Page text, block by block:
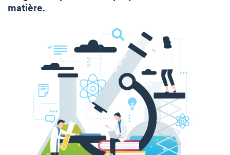
Pharmacology Phytochemistry
Radiochemistry Sonochemistry
Synthetic chemistry
extended periodic table
The Long Periodic Table
The 32-Column Periodic Table
Madelung rule Aufbau principle
matière.